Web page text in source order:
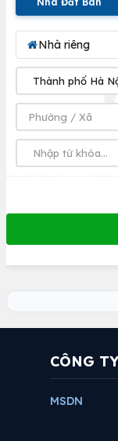
Nhà riêng
CÔNG
MSDN